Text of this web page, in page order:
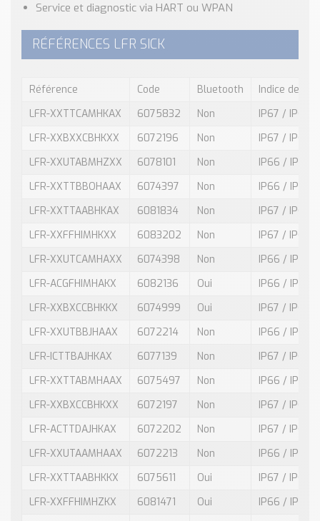
Service et diagnostic via HART ou WPAN
RÉFÉRENCES LFR SICK
Référence Code Bluetooth
Indice de
LFR-XXTTCAMHKAX
6075832 Non
IP67 / IP67
LFR-XXBXXCBHKXX
6072196 Non
IP67 / IP67
LFR-XXUTABMHZXX
6078101 Non
IP66 / IP68
LFR-XXTTBBOHAAX
6074397 Non
IP66 / IP68
LFR-XXTTAABHKAX
6081834 Non
IP67 / IP67
LFR-XXFFHIMHKXX
6083202 Non
IP67 / IP67
LFR-XXUTCAMHAXX
6074398 Non
IP66 / IP68
LFR-ACGFHIMHAKX
6082136 Oui
IP66 / IP68
LFR-XXBXCCBHKKX
6074999 Oui
IP67 / IP67
LFR-XXUTBBJHAAX
6072214 Non
IP66 / IP68
LFR-ICTTBAJHKAX
6077139 Non
IP67 / IP67
LFR-XXTTABMHAAX
6075497 Non
IP66 / IP68
LFR-XXBXCCBHKXX
6072197 Non
IP67 / IP67
LFR-ACTTDAJHKAX
6072202 Non
IP67 / IP67
LFR-XXUTAAMHAAX
6072213 Non
IP66 / IP68
LFR-XXTTAABHKKX
6075611 Oui
IP67 / IP67
LFR-XXFFHIMHZKX
6081471 Oui
IP66 / IP68